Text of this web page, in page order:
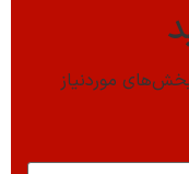
موردنیاز